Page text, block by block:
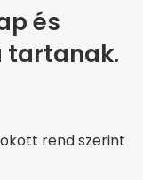
és
tartanak.
rend szerint